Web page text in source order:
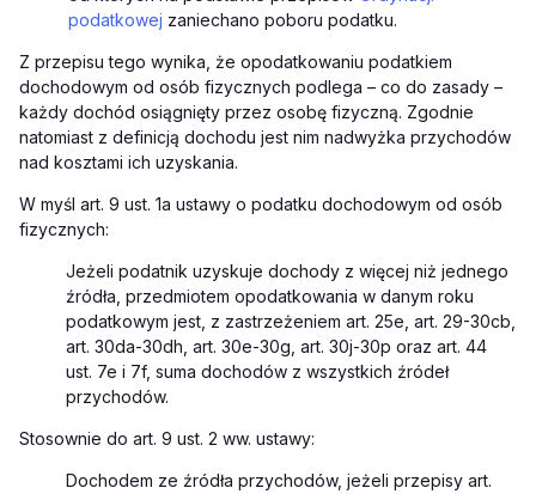
podatkowej zaniechano poboru podatku.
Z przepisu tego wynika, że opodatkowaniu podatkiem
dochodowym od osób fizycznych podlega – co do zasady –
każdy dochód osiągnięty przez osobę fizyczną. Zgodnie
natomiast z definicją dochodu jest nim nadwyżka przychodów
nad kosztami ich uzyskania.
W myśl art. 9 ust. 1a ustawy o podatku dochodowym od osób
fizycznych:
Jeżeli podatnik uzyskuje dochody z więcej niż jednego
źródła, przedmiotem opodatkowania w danym roku
podatkowym jest, z zastrzeżeniem art. 25e, art. 29-30cb,
art. 30da-30dh, art. 30e-30g, art. 30j-30p oraz art. 44
ust. 7e i 7f, suma dochodów z wszystkich źródeł
przychodów.
Stosownie do art. 9 ust. 2 ww. ustawy:
Dochodem ze źródła przychodów, jeżeli przepisy art.